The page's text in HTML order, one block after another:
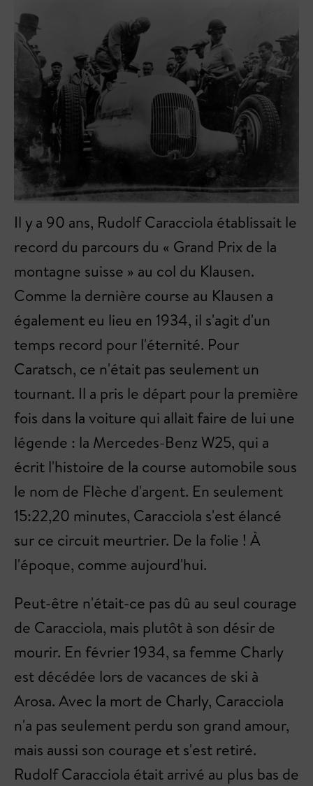
Il y a 90 ans, Rudolf Caracciola établissait le
record du parcours du « Grand Prix de la
montagne suisse » au col du Klausen.
Comme la dernière course au Klausen a
également eu lieu en 1934, il s'agit d'un
temps record pour l'éternité. Pour
Caratsch, ce n'était pas seulement un
tournant. Il a pris le départ pour la première
fois dans la voiture qui allait faire de lui une
légende : la Mercedes-Benz W25, qui a
écrit l'histoire de la course automobile sous
le nom de Flèche d'argent. En seulement
15:22,20 minutes, Caracciola s'est élancé
sur ce circuit meurtrier. De la folie ! À
l'époque, comme aujourd'hui.
Peut-être n'était-ce pas dû au seul courage
de Caracciola, mais plutôt à son désir de
mourir. En février 1934, sa femme Charly
est décédée lors de vacances de ski à
Arosa. Avec la mort de Charly, Caracciola
n'a pas seulement perdu son grand amour,
mais aussi son courage et s'est retiré.
Rudolf Caracciola était arrivé au plus bas de